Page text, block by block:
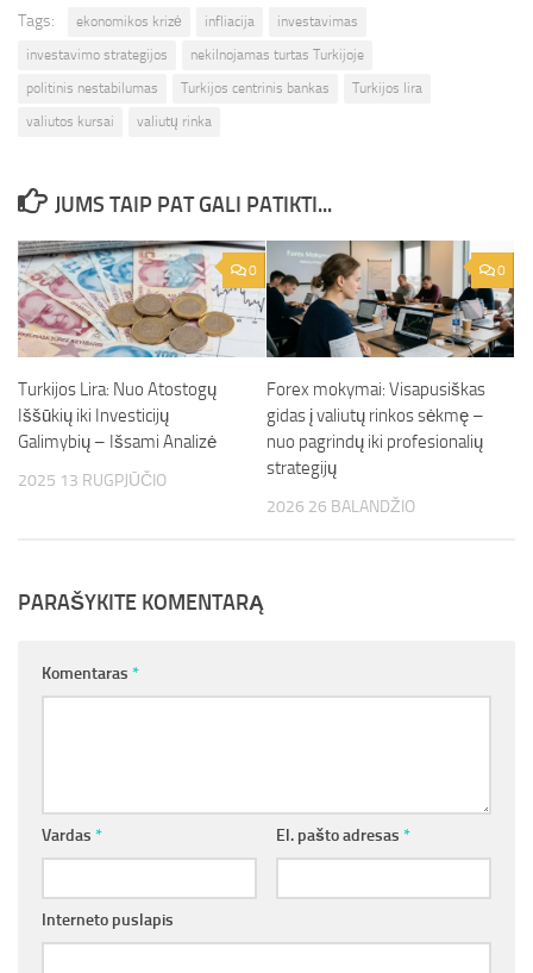
Tags: ekonomikos krizė infliacija
investavimas
investavimo strategijos
nekilnojamas turtas Turkijoje
politinis nestabilumas
Turkijos centrinis bankas
Turkijos lira
valiutos kursai
valiutų rinka
JUMS TAIP PAT GALI PATIKTI...
0
Turkijos Lira: Nuo Atostogų
Iššūkių iki Investicijų
Galimybių – Išsami Analizė
2025 13 RUGPJŪČIO
0
Forex mokymai: Visapusiškas
gidas į valiutų rinkos sėkmę –
nuo pagrindų iki profesionalių
strategijų
2026 26 BALANDŽIO
PARAŠYKITE KOMENTARĄ
Komentaras *
Vardas * El. pašto adresas *
Interneto puslapis